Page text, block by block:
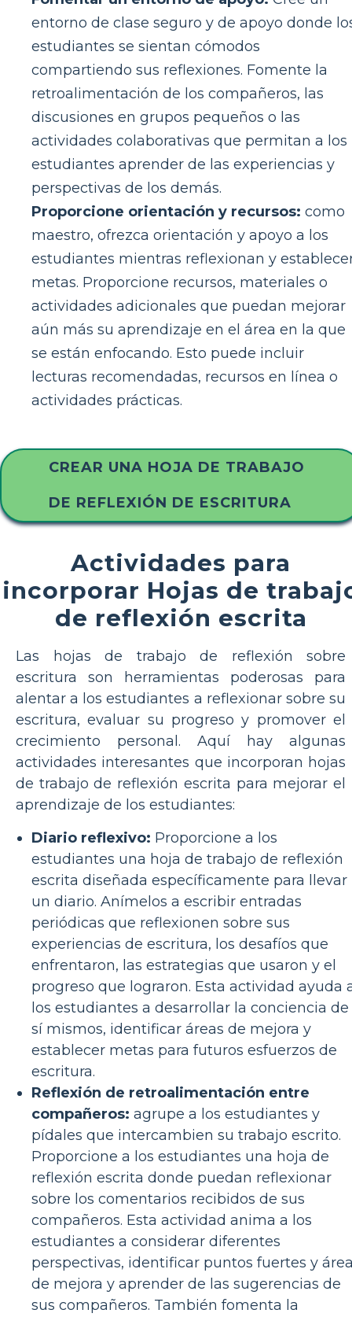
entorno de clase seguro y de apoyo donde
estudiantes se sientan cómodos
compartiendo sus reflexiones. Fomente la
retroalimentación de los compañeros, las
discusiones en grupos pequeños o las
actividades colaborativas que permitan a los
estudiantes aprender de las experiencias y
perspectivas de los demás.
Proporcione orientación y recursos: como
maestro, ofrezca orientación y apoyo a los
estudiantes mientras reflexionan y
metas. Proporcione recursos, materiales o
actividades adicionales que puedan mejorar
aún más su aprendizaje en el área en la que
se están enfocando. Esto puede incluir
lecturas recomendadas, recursos en línea o
actividades prácticas.
CREAR UNA HOJA DE TRABAJO
DE REFLEXIÓN DE ESCRITURA
Actividades para
incorporar Hojas de
de reflexión escrita
Las hojas de trabajo de reflexión sobre
escritura son herramientas poderosas para
alentar a los estudiantes a reflexionar sobre su
escritura, evaluar su progreso y promover el
crecimiento personal. Aquí hay algunas
actividades interesantes que incorporan hojas
de trabajo de reflexión escrita para mejorar el
aprendizaje de los estudiantes:
Diario reflexivo: Proporcione a los
estudiantes una hoja de trabajo de reflexión
escrita diseñada específicamente para llevar
un diario. Anímelos a escribir entradas
periódicas que reflexionen sobre sus
experiencias de escritura, los desafíos que
enfrentaron, las estrategias que usaron y el
progreso que lograron. Esta actividad ayuda
los estudiantes a desarrollar la conciencia de
sí mismos, identificar áreas de mejora y
establecer metas para futuros esfuerzos de
escritura.
Reflexión de retroalimentación entre
compañeros: agrupe a los estudiantes y
pídales que intercambien su trabajo escrito.
Proporcione a los estudiantes una hoja de
reflexión escrita donde puedan reflexionar
sobre los comentarios recibidos de sus
compañeros. Esta actividad anima a los
estudiantes a considerar diferentes
perspectivas, identificar puntos fuertes y
de mejora y aprender de las sugerencias de
sus compañeros. También fomenta la